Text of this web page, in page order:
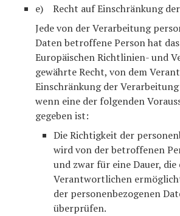
e) Recht auf Einschränkung
Jede von der Verarbeitung
Daten betroffene Person hat
Europäischen Richtlinien- und
gewährte Recht, von dem
Einschränkung der
wenn eine der folgenden
gegeben ist:
Die Richtigkeit der
wird von der betroffenen
und zwar für eine Dauer, die
Verantwortlichen
der personenbezogenen
überprüfen.